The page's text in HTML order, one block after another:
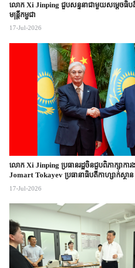
លោក Xi Jinping ជួបសន្ទនាជាមួយសម្តេចធិ
មន្ត្រីកម្ពុជា
17-Jul-2026
លោក Xi Jinping ប្រធានរដ្ឋចិន​ជួបពិភាក្សា​ក
Jomart ​Tokayev ​ប្រធានាធិបតី​កាហ្សាក់ស្ថាន​
17-Jul-2026